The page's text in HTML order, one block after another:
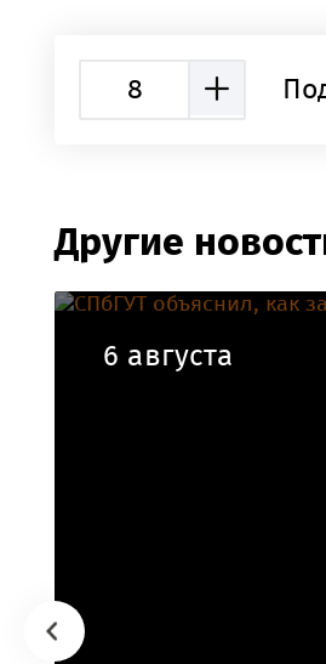
8
Другие
6 августа